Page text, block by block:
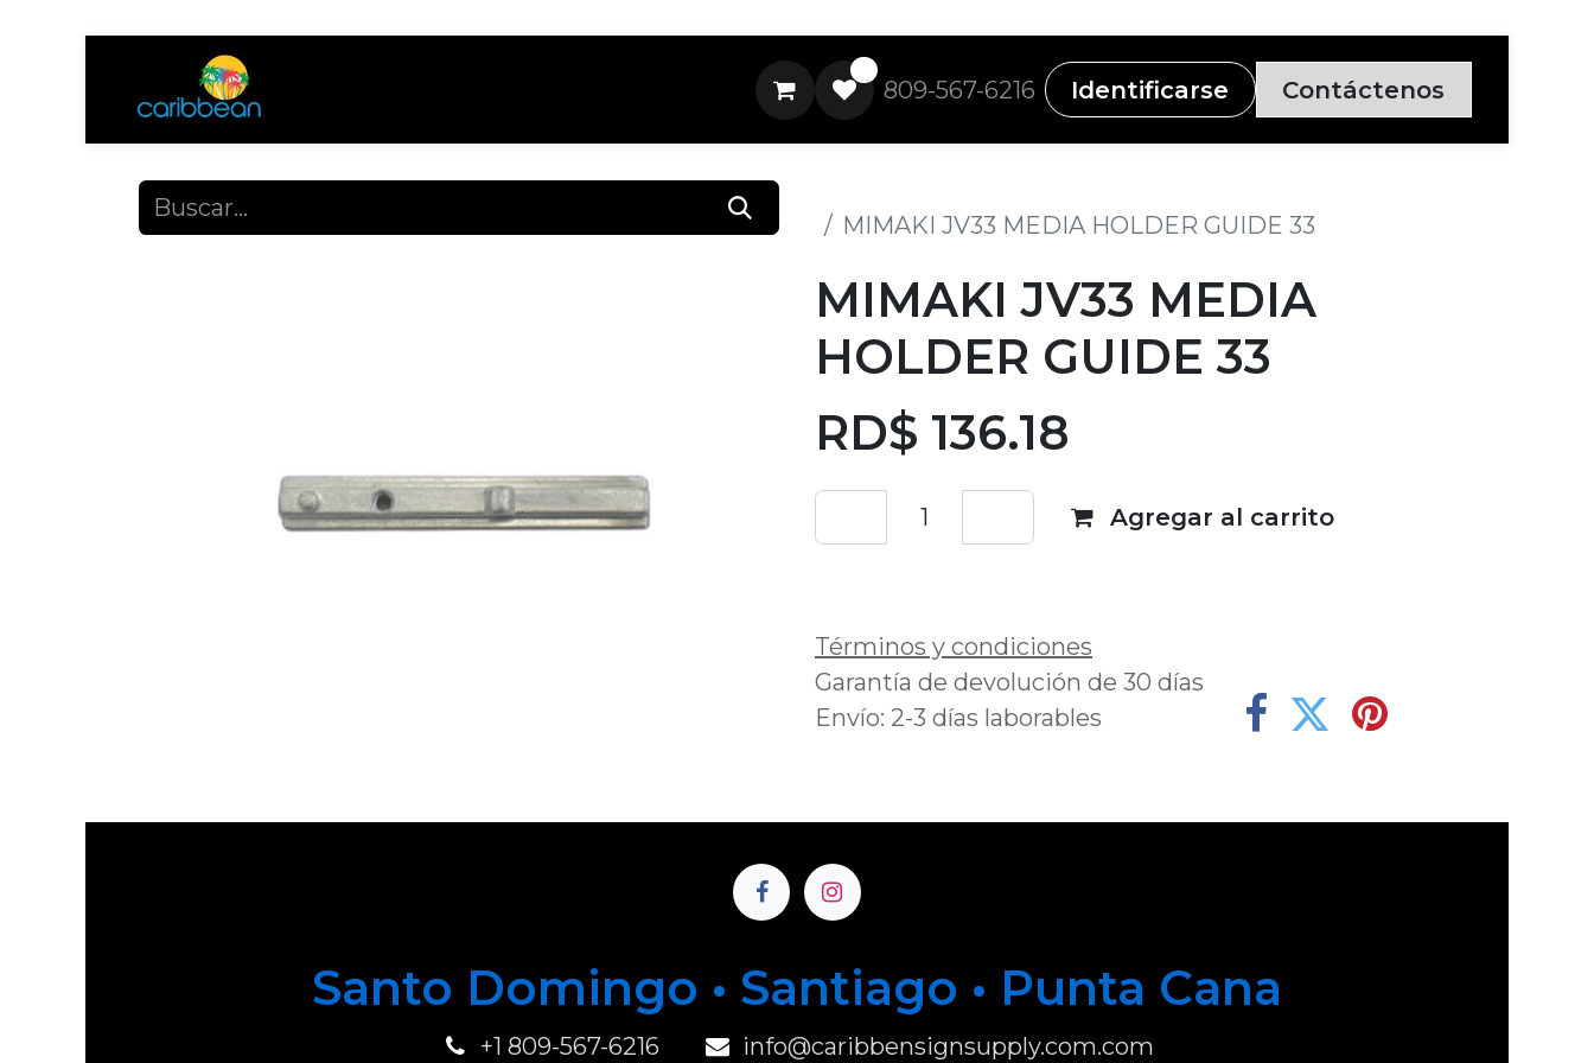
809-567-6216 Identificarse Contáctenos
MIMAKI JV33 MEDIA HOLDER GUIDE 33
MIMAKI JV33 MEDIA
HOLDER GUIDE 33
RD$ 136.18
Agregar al carrito
Términos y condiciones
Garantía de devolución de 30 días
Envío: 2-3 días laborables
Santo Domingo • Santiago • Punta Cana
+1 809-567-6216 info@caribbensignsupply.com.com